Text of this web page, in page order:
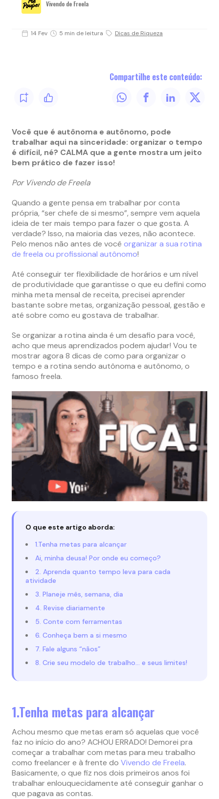
Vivendo de Freela
14 Fev 5 min de leitura Dicas de Riqueza
Compartilhe este conteúdo:
Você que é autônoma e autônomo, pode
trabalhar aqui na sinceridade: organizar o tempo
é difícil, né? CALMA que a gente mostra um jeito
bem prático de fazer isso!
Por Vivendo de Freela
Quando a gente pensa em trabalhar por conta
própria, “ser chefe de si mesmo”, sempre vem aquela
ideia de ter mais tempo para fazer o que gosta. A
verdade? Isso, na maioria das vezes, não acontece.
Pelo menos não antes de você organizar a sua rotina
de freela ou profissional autônomo!
Até conseguir ter flexibilidade de horários e um nível
de produtividade que garantisse o que eu defini como
minha meta mensal de receita, precisei aprender
bastante sobre metas, organização pessoal, gestão e
até sobre como eu gostava de trabalhar.
Se organizar a rotina ainda é um desafio para você,
acho que meus aprendizados podem ajudar! Vou te
mostrar agora 8 dicas de como para organizar o
tempo e a rotina sendo autônoma e autônomo, o
famoso freela.
O que este artigo aborda:
1.Tenha metas para alcançar
Ai, minha deusa! Por onde eu começo?
2. Aprenda quanto tempo leva para cada
atividade
3. Planeje mês, semana, dia
4. Revise diariamente
5. Conte com ferramentas
6. Conheça bem a si mesmo
7. Fale alguns “nãos”
8. Crie seu modelo de trabalho… e seus limites!
1.Tenha metas para alcançar
Achou mesmo que metas eram só aquelas que você
faz no início do ano? ACHOU ERRADO! Demorei pra
começar a trabalhar com metas para meu trabalho
como freelancer e à frente do Vivendo de Freela.
Basicamente, o que fiz nos dois primeiros anos foi
trabalhar enlouquecidamente até conseguir ganhar o
que pagava as contas.